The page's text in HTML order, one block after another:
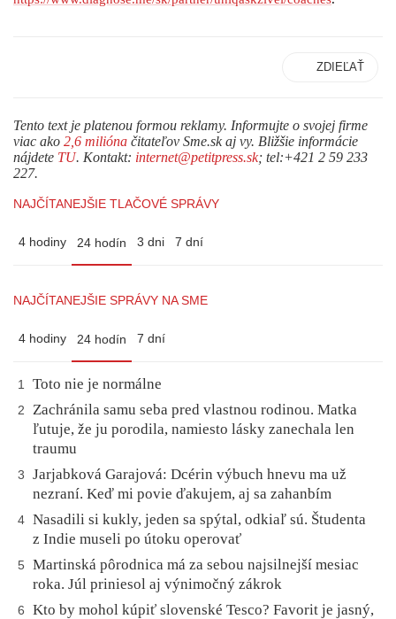
ZDIEĽAŤ
Tento text je platenou formou reklamy. Informujte o svojej firme
viac ako 2,6 milióna čitateľov Sme.sk aj vy. Bližšie informácie
nájdete TU. Kontakt: internet@petitpress.sk; tel:+421 2 59 233
227.
NAJČÍTANEJŠIE TLAČOVÉ SPRÁVY
4 hodiny 24 hodín 3 dni 7 dní
NAJČÍTANEJŠIE SPRÁVY NA SME
4 hodiny 24 hodín 7 dní
1 Toto nie je normálne
2
Zachránila samu seba pred vlastnou rodinou. Matka
ľutuje, že ju porodila, namiesto lásky zanechala len
traumu
3
Jarjabková Garajová: Dcérin výbuch hnevu ma už
nezraní. Keď mi povie ďakujem, aj sa zahanbím
4 Nasadili si kukly, jeden sa spýtal, odkiaľ sú. Študenta
z Indie museli po útoku operovať
5
Martinská pôrodnica má za sebou najsilnejší mesiac
roka. Júl priniesol aj výnimočný zákrok
6
Kto by mohol kúpiť slovenské Tesco? Favorit je jasný,